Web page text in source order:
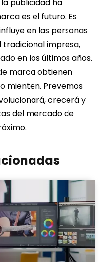
publicidad ha
es el futuro. Es
en las personas
tradicional impresa,
en los últimos años.
marca obtienen
mienten. Prevemos
crecerá y
del mercado de